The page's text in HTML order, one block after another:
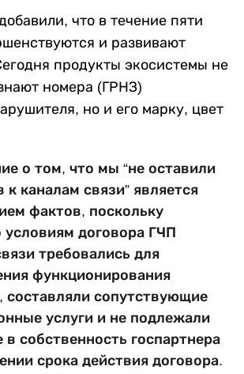
что в течение пяти
и развивают
продукты экосистемы не
номера (ГРНЗ)
но и его марку, цвет
о том, что мы “не оставили
к каналам связи” является
фактов, поскольку
условиям договора ГЧП
требовались для
функционирования
составляли сопутствующие
услуги и не подлежали
в собственность госпартнера
срока действия договора.